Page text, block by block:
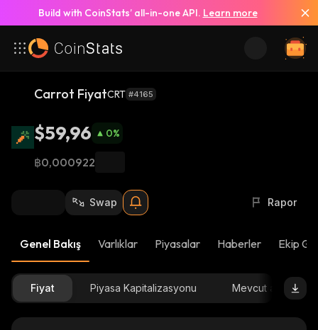
Build with CoinStats’ all-in-one API. Learn more
Carrot FiyatCRT #4165
$59,96 0%
฿0,000922
Swap Rapor
Genel Bakış Varlıklar Piyasalar Haberler Ekip
Fiyat Piyasa Kapitalizasyonu Mevcut arz